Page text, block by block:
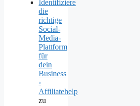
Identifiziere
die
richtige
Social-
Media-
Plattform
für
dein
Business
›
Affiliatehelp
zu